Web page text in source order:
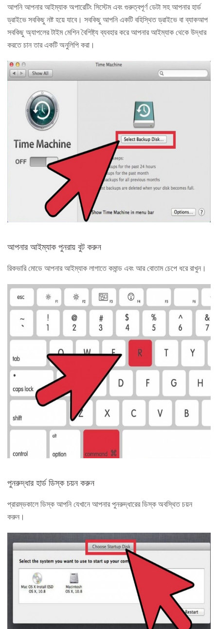
আপনি আপনার আইম্যাক অপারেটিং সিস্টেম এবং গুরুত্বপূর্ণ ডেটা সহ আপনার হার্ড
ড্রাইভে সবকিছু নষ্ট হয়ে যাবে। সবকিছু আপনি একটি বহিস্থিত ড্রাইভে বা ব্যাকআপ
সবকিছু অ্যাপলের টাইম মেশিন বৈশিষ্ট্য ব্যবহার করে আপনার আইম্যাক থেকে উদ্ধার
করতে চান তার একটি অনুলিপি করা।
আপনার আইম্যাক পুনরায় বুট করুন
রিকভারি মোডে আপনার আইম্যাক লাগাতে কমান্ড এবং আর বোতাম চেপে ধরে রাখুন।
পুনরুদ্ধার হার্ড ডিস্ক চয়ন করুন
প্রারম্ভকালে ডিস্ক আপনি যেখানে আপনার পুনরুদ্ধারের ডিস্ক অবস্থিত চয়ন
করুন।